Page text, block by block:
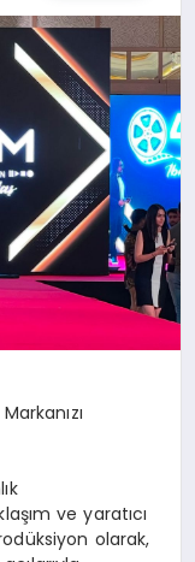
ve yaratıcı
olarak,